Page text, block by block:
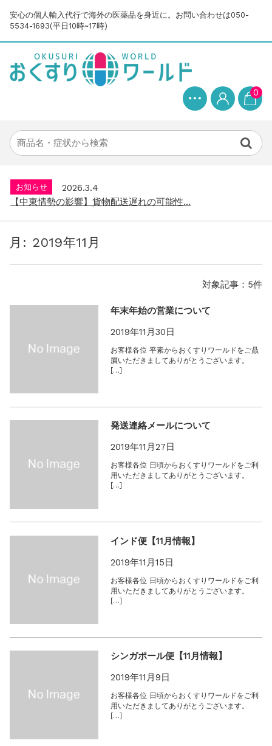
安心の個人輸入代行で海外の医薬品を身近に。お問い合わせは050-
5534-1693(平日10時~17時)
0
2025.8.24
問い合わせ停止期間のご案内...
お知らせ
2026.4.9
お知らせ
2026.3.4
【中東情勢の影響】貨物配送遅れの可能性...
お知らせ
2025.11.19
年末年始の営業について【2025-202...
お知らせ
2026.4.9
【中東情勢の影響】貨物配送遅れの可能性...
お知らせ
2025.11.19
年末年始の営業について【2025-202...
問い合わせ停止期間のご案内...
月: 2019年11月
対象記事：5件
年末年始の営業について
2019年11月30日
お客様各位 平素からおくすりワールドをご贔
屓いただきましてありがとうございます。
[…]
発送連絡メールについて
2019年11月27日
お客様各位 日頃からおくすりワールドをご利
用いただきましてありがとうございます。
[…]
インド便【11月情報】
2019年11月15日
お客様各位 日頃からおくすりワールドをご利
用いただきましてありがとうございます。
[…]
シンガポール便【11月情報】
2019年11月9日
お客様各位 日頃からおくすりワールドをご利
用いただきましてありがとうございます。
[…]